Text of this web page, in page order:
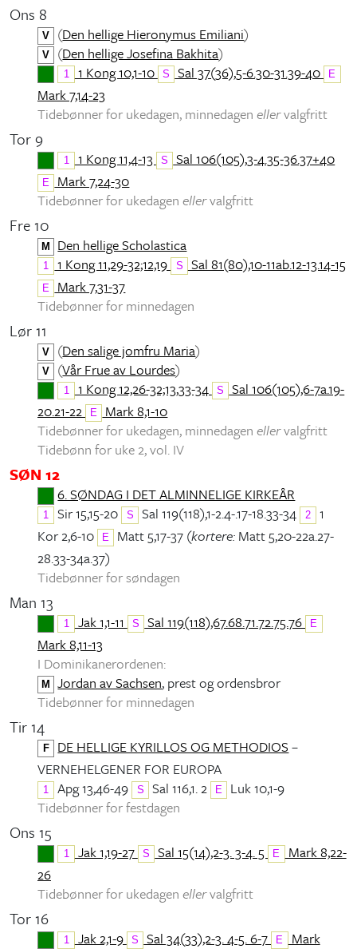
Ons 8
V (Den hellige Hieronymus Emiliani)
V (Den hellige Josefina Bakhita)
1 1 Kong 10,1-10 S Sal 37(36),5-6.30-31.39-40 E
Mark 7,14-23
Tidebønner for ukedagen, minnedagen ellervalgfritt
Tor 9
1 1 Kong 11,4-13 S Sal 106(105),3-4.35-36.37+40
E
Mark 7,24-30
Tidebønner for ukedagen ellervalgfritt
Fre 10
M Den hellige Scholastica
1 1 Kong 11,29-32;12,19 S Sal 81(80),10-11ab.12-13.14-15
E
Mark 7,31-37
Tidebønner for minnedagen
Lør 11
V (Den salige jomfru Maria)
V (Vår Frue av Lourdes)
1 1 Kong 12,26-32;13,33-34 S
Sal 106(105),6-7a.19-
20.21-22
E
Mark 8,1-10
Tidebønner for ukedagen, minnedagen ellervalgfritt
Tidebønn for uke 2, vol. IV
SØN 12
6. SØNDAG I DET ALMINNELIGE KIRKEÅR
1 Sir 15,15-20 S Sal 119(118),1-2.4-.17-18.33-34 2
1
Kor 2,6-10
E Matt 5,17-37 (kortere: Matt 5,20-22a.27-
28.33-34a.37)
Tidebønner for søndagen
Man 13
1 Jak 1,1-11 S Sal 119(118),67.68.71.72.75.76 E
Mark 8,11-13
I Dominikanerordenen:
M Jordan av Sachsen, prest og ordensbror
Tidebønner for minnedagen
Tir 14
F DE HELLIGE KYRILLOS OG METHODIOS –
VERNEHELGENER FOR EUROPA
1 Apg 13,46-49 S Sal 116,1. 2 E
Luk 10,1-9
Tidebønner for festdagen
Ons 15
1 Jak 1,19-27 S Sal 15(14),2-3. 3-4. 5 E Mark 8,22-
26
Tidebønner for ukedagen ellervalgfritt
Tor 16
1 Jak 2,1-9 S Sal 34(33),2-3. 4-5. 6-7 E Mark